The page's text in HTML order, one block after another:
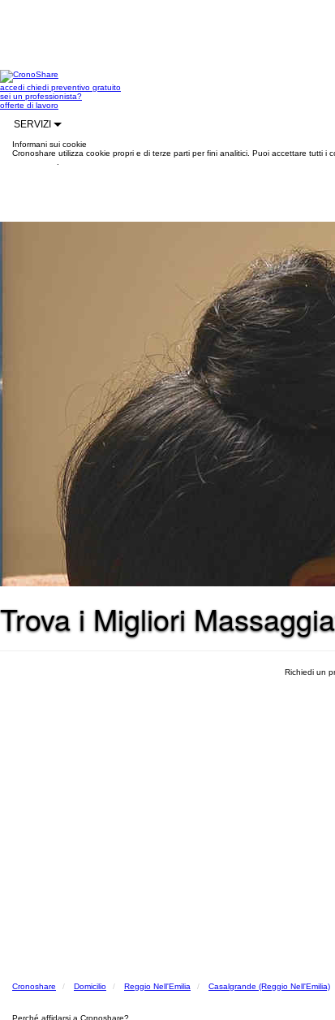
accedi chiedi preventivo gratuito
sei un professionista?
offerte di lavoro
SERVIZI
Informani sui cookie
Cronoshare utilizza cookie propri e di terze parti per fini analitici. Puoi accettare tutti i
Trova i Migliori
Richiedi un
Cronoshare Domicilio Reggio Nell'Emilia Casalgrande (Reggio Nell'Emilia)
Perché affidarsi a Cronoshare?